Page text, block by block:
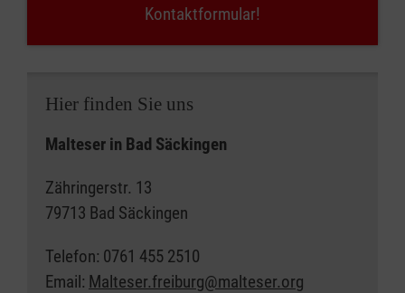
Kontaktformular!
Hier finden Sie uns
Malteser in Bad Säckingen
Zähringerstr. 13
79713 Bad Säckingen
Telefon: 0761 455 2510
Email: Malteser.freiburg@malteser.org